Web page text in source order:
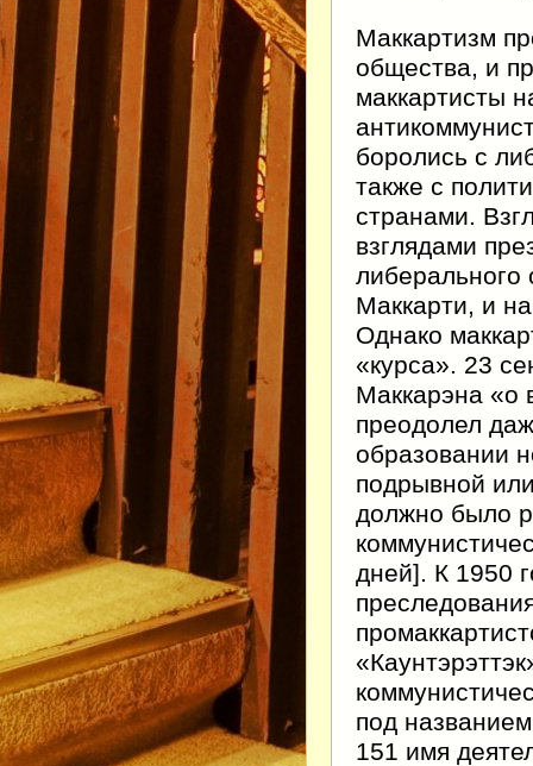
Маккартизм
общества, и
маккартисты
боролись с
также с
странами.
взглядами
либерального
Маккарти, и
Однако
«курса». 23
Маккарэна «о
преодолел
образовании
подрывной
должно было
дней]. К 1950
под
151 имя